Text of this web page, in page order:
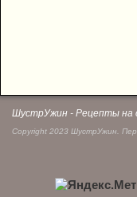
ШустрУжин - Рецепты на
Copyright 2023 ШустрУжин.